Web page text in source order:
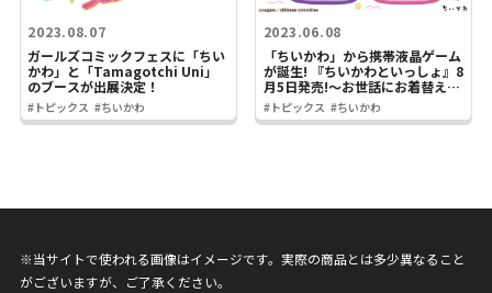
2023.08.07
ガールズコミックフェスに「ちい
かわ」と「Tamagotchi Uni」
のブースが出展決定！
#トピックス #ちいかわ
2023.06.08
「ちいかわ」から携帯液晶ゲーム
が誕生! 『ちいかわといっしょ』8
月5日発売!～お世話にお着替え、
労働も？ちいかわたちと仲良くな
れる！～
#トピックス #ちいかわ
※当サイトで使われる画像はイメージです。実際の商品とは多少異なること
がございますが、ご了承ください。